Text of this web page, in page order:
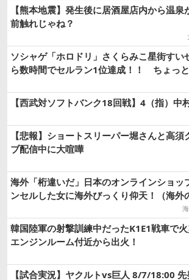
【熊本地震】発生後に居酒屋店内から温
前触れじゃね？
ソシャゲ「ホロドリ」さくらみこ星街すい
ら数時間でセルラン1位達成！！ ちょっと
【西武対ソフトバンク18回戦】4（指）中
【悲報】ショートスリーパー堀さんと高須
ブ配信中に大喧嘩
海外「桁違いだ」日本のオンラインショッ
ンセルした女に海外びっくり仰天！（海外
韓国陸軍の射撃訓練中だったK1E1戦車で
エンジンルーム付近から出火！
【試合実況】ヤクルトvs巨人 8/7/18:00